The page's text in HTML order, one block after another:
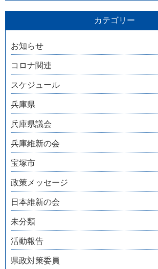
カテゴリー
お知らせ
コロナ関連
スケジュール
兵庫県
兵庫県議会
兵庫維新の会
宝塚市
政策メッセージ
日本維新の会
未分類
活動報告
県政対策委員